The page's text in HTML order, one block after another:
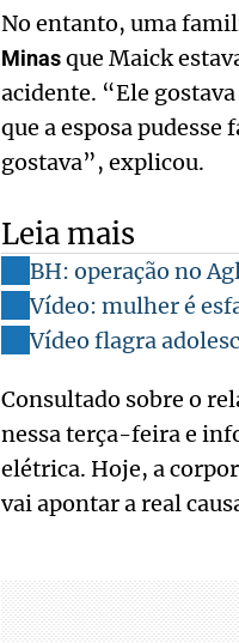
No entanto, uma
Minasque Maick
acidente. “Ele
que a esposa
gostava”, explicou.
Leia mais
BH: operação no
Vídeo: mulher é
Vídeo flagra
Consultado sobre o
nessa terça-feira e
elétrica. Hoje, a
vai apontar a real